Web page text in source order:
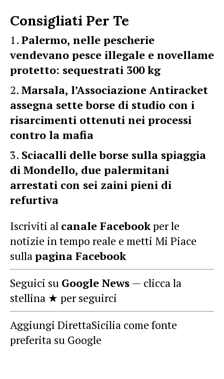
Consigliati Per Te
Palermo, nelle pescherie
vendevano pesce illegale e novellame
protetto: sequestrati 300 kg
Marsala, l’Associazione Antiracket
assegna sette borse di studio con i
risarcimenti ottenuti nei processi
contro la mafia
Sciacalli delle borse sulla spiaggia
di Mondello, due palermitani
arrestati con sei zaini pieni di
refurtiva
Iscriviti al canale Facebookper le
notizie in tempo reale e metti Mi Piace
sullapagina Facebook
Seguici su Google News — clicca la
stellina ★ per seguirci
Aggiungi DirettaSicilia come fonte
preferita su Google